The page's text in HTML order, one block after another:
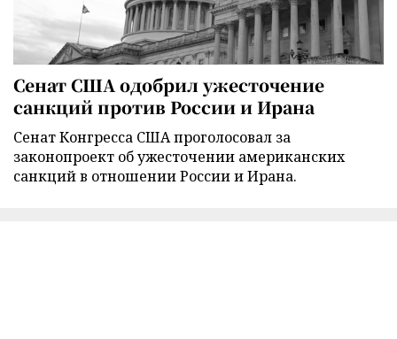
Сенат США одобрил ужесточение
санкций против России и Ирана
Сенат Конгресса США проголосовал за
законопроект об ужесточении американских
санкций в отношении России и Ирана.